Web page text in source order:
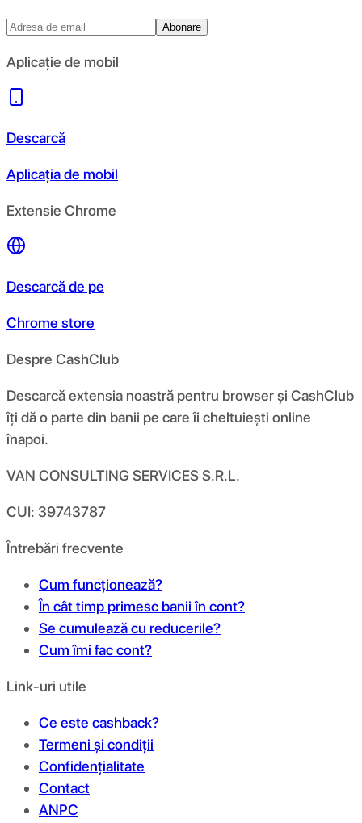
Abonare
Aplicație de mobil
Descarcă
Aplicația de mobil
Extensie Chrome
Descarcă de pe
Chrome store
Despre CashClub
Descarcă extensia noastră pentru browser și CashClub
îți dă o parte din banii pe care îi cheltuiești online
înapoi.
VAN CONSULTING SERVICES S.R.L.
CUI: 39743787
Întrebări frecvente
Cum funcționează?
În cât timp primesc banii în cont?
Se cumulează cu reducerile?
Cum îmi fac cont?
Link-uri utile
Ce este cashback?
Termeni și condiții
Confidențialitate
Contact
ANPC